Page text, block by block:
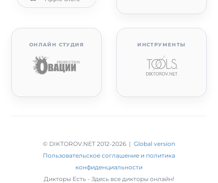
ОНЛАЙН СТУДИЯ ИНСТРУМЕНТЫ
© DIKTOROV.NET 2012-2026 | Global version
Пользовательское соглашение и политика
конфиденциальности
Дикторы Есть - Здесь все дикторы онлайн!